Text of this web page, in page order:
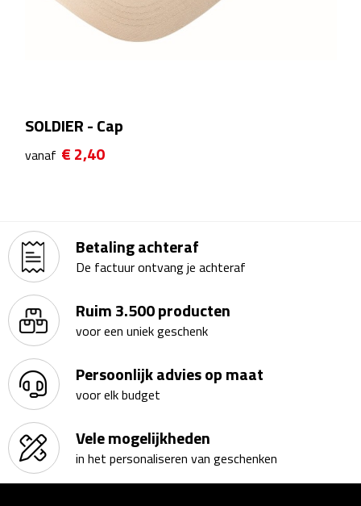
Schoteltjes
Agenda's & Kalenders
Beurs & Evenementen
Banners
Barmatten
Naambadges & naamkaarthouders
Stickers
Visitekaartjes
Vlaggen
SOLDIER - Cap
vanaf € 2,40
Betaling achteraf
De factuur ontvang je achteraf
Ruim 3.500 producten
voor een uniek geschenk
Persoonlijk advies op maat
voor elk budget
Vele mogelijkheden
in het personaliseren van geschenken